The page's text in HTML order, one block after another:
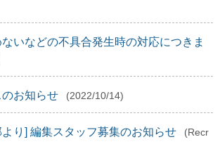
いなどの不具合発生時の対応につきま
お知らせ (2022/10/14)
り] 編集スタッフ募集のお知らせ
(Recr